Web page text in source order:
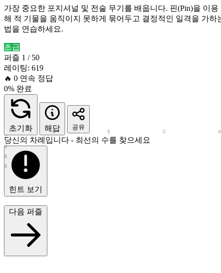
가장 중요한 포지셔널 및 전술 무기를 배웁니다. 핀(Pin)을 이용
해 적 기물을 움직이지 못하게 묶어두고 결정적인 일격을 가하
법을 연습하세요.
초급
퍼즐 1 / 50
레이팅: 619
🔥 0 연속 정답
0% 완료
초기화 해답 공유
2
3
4
6
8
A
C
E
F
G
H
당신의 차례입니다 - 최선의 수를 찾으세요
힌트 보기
다음 퍼즐